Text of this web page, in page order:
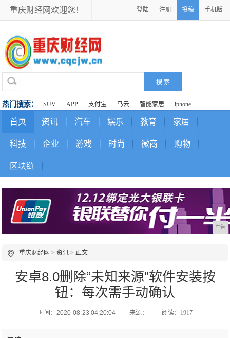
重庆财经网欢迎您！ 登陆 注册 投稿 手机版
热门搜索： SUV APP 支付宝 马云 智能家居 iphone
首页 资讯 汽车 娱乐 教育 家居
科技 企业 游戏 时尚 微商 购物
区块链
广告
重庆财经网 >资讯 > 正文
安卓8.0删除“未知来源”软件安装按
钮：每次需手动确认
时间：2020-08-23 04:20:04 来源： 阅读：1917